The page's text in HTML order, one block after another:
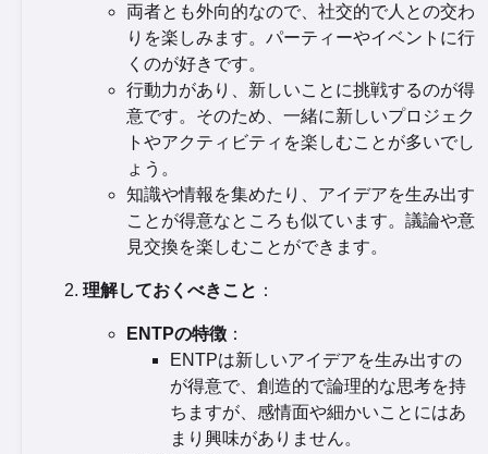
両者とも外向的なので、社交的で人との交わ
りを楽しみます。パーティーやイベントに行
くのが好きです。
行動力があり、新しいことに挑戦するのが得
意です。そのため、一緒に新しいプロジェク
トやアクティビティを楽しむことが多いでし
ょう。
知識や情報を集めたり、アイデアを生み出す
ことが得意なところも似ています。議論や意
見交換を楽しむことができます。
理解しておくべきこと ：
ENTPの特徴 ：
ENTPは新しいアイデアを生み出すの
が得意で、創造的で論理的な思考を持
ちますが、感情面や細かいことにはあ
まり興味がありません。